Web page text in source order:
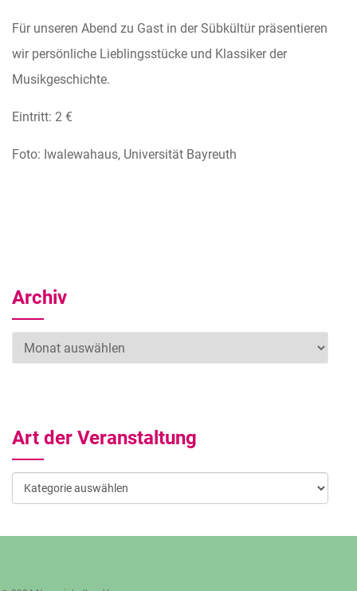
Für unseren Abend zu Gast in der Sübkültür präsentieren
wir persönliche Lieblingsstücke und Klassiker der
Musikgeschichte.
Eintritt: 2 €
Foto: Iwalewahaus, Universität Bayreuth
Archiv
Archiv
Art der Veranstaltung
Art
der
Veranstaltung